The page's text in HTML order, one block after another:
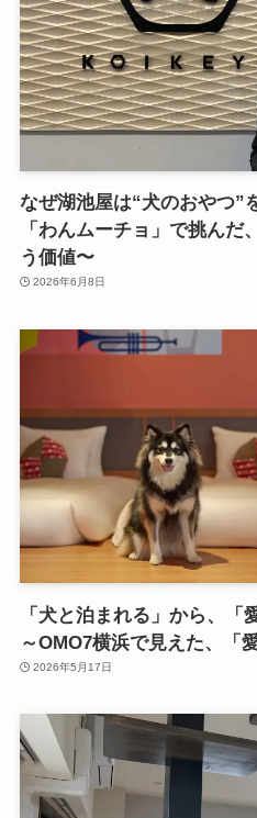
なぜ湖池屋は“犬のおやつ”
「わんムーチョ」で挑んだ
う価値〜
2026年6月8日
「犬と泊まれる」から、「
～OMO7横浜で見えた、「
2026年5月17日